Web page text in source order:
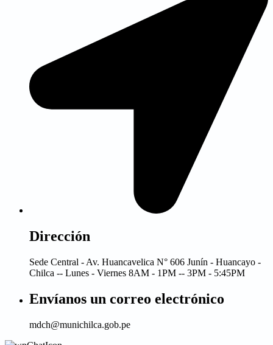
Dirección
Sede Central - Av. Huancavelica N° 606 Junín - Huancayo -
Chilca -- Lunes - Viernes 8AM - 1PM -- 3PM - 5:45PM
Envíanos un correo electrónico
mdch@munichilca.gob.pe